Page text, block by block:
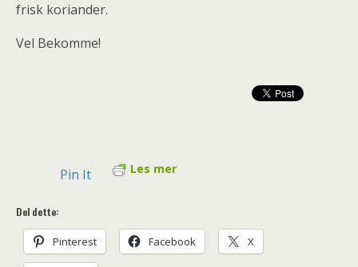
frisk koriander.
Vel Bekomme!
Pin It Les mer
Del dette:
Pinterest Facebook X